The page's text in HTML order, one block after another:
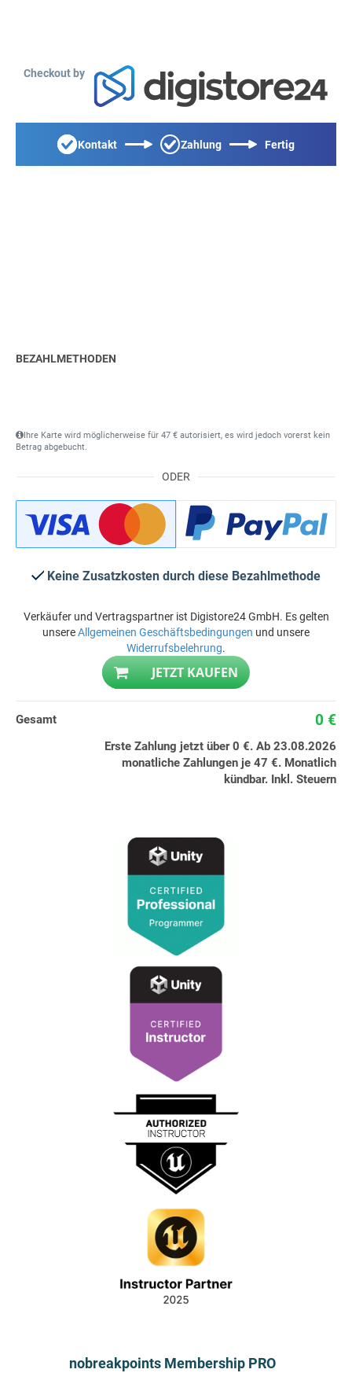
Checkout by
Kontakt Zahlung Fertig
Ihre Karte wird möglicherweise für 47 € autorisiert, es wird jedoch vorerst kein
Betrag abgebucht.
ODER
BEZAHLMETHODEN
Keine Zusatzkosten durch diese Bezahlmethode
Verkäufer und Vertragspartner ist Digistore24 GmbH. Es gelten
unsereAllgemeinen Geschäftsbedingungen und unsere
Widerrufsbelehrung.
JETZT KAUFEN
Gesamt 0 €
Erste Zahlung jetzt über 0 €. Ab 23.08.2026
monatliche Zahlungen je 47 €. Monatlich
kündbar. Inkl. Steuern
nobreakpoints Membership PRO